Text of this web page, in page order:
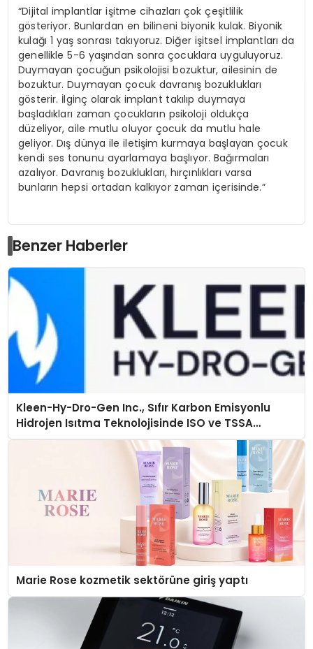
“Dijital implantlar işitme cihazları çok çeşitlilik
gösteriyor. Bunlardan en bilineni biyonik kulak. Biyonik
kulağı 1 yaş sonrası takıyoruz. Diğer işitsel implantları da
genellikle 5-6 yaşından sonra çocuklara uyguluyoruz.
Duymayan çocuğun psikolojisi bozuktur, ailesinin de
bozuktur. Duymayan çocuk davranış bozuklukları
gösterir. İlginç olarak implant takılıp duymaya
başladıkları zaman çocukların psikoloji oldukça
düzeliyor, aile mutlu oluyor çocuk da mutlu hale
geliyor. Dış dünya ile iletişim kurmaya başlayan çocuk
kendi ses tonunu ayarlamaya başlıyor. Bağırmaları
azalıyor. Davranış bozuklukları, hırçınlıkları varsa
bunların hepsi ortadan kalkıyor zaman içerisinde.”
Benzer Haberler
Kleen-Hy-Dro-Gen Inc., Sıfır Karbon Emisyonlu
Hidrojen Isıtma Teknolojisinde ISO ve TSSA
Düzenleyici Onaylarını Aldı
Marie Rose kozmetik sektörüne giriş yaptı